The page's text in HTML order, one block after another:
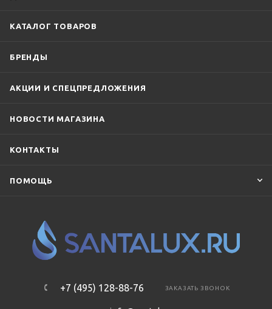
КАТАЛОГ ТОВАРОВ
БРЕНДЫ
АКЦИИ И СПЕЦПРЕДЛОЖЕНИЯ
НОВОСТИ МАГАЗИНА
КОНТАКТЫ
ПОМОЩЬ
+7 (495) 128-88-76 ЗАКАЗАТЬ ЗВОНОК